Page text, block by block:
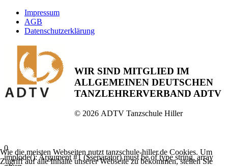
Impressum
AGB
Datenschutzerklärung
WIR SIND MITGLIED IM
ALLGEMEINEN DEUTSCHEN
TANZLEHRERVERBAND ADTV
© 2026 ADTV Tanzschule Hiller
Wie die meisten Webseiten nutzt tanzschule-hiller.de Cookies. Um
Zugriff auf alle Inhalte unserer Webseite zu bekommen, stellen Sie
0
implode(): Argument #1 ($separator) must be of type string, array